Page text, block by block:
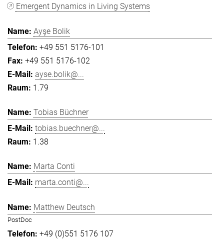
Emergent Dynamics in Living Systems
Ayşe Bolik
+49 551 5176-101
+49 551 5176-102
ayse.bolik@...
1.79
Tobias Büchner
tobias.buechner@...
1.38
Marta Conti
marta.conti@...
Matthew Deutsch
PostDoc
+49 (0)551 5176 107